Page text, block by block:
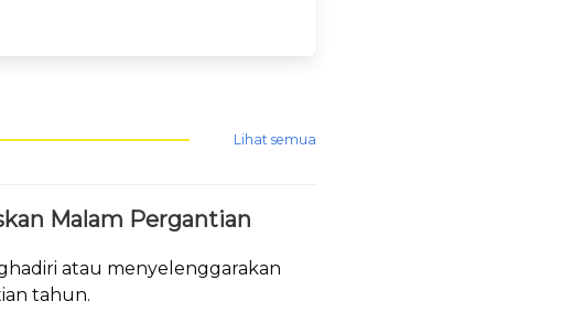
Lihat semua
Malam Pergantian
atau menyelenggarakan
tahun.